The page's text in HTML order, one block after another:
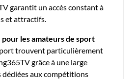
garantit un accès constant à
et attractifs.
les amateurs de sport
trouvent particulièrement
grâce à une large
dédiées aux compétitions